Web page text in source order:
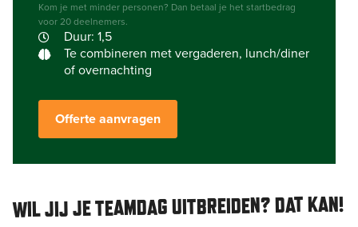
Kom je met minder personen? Dan betaal je het startbedrag
voor 20 deelnemers.
Duur: 1,5
Te combineren met vergaderen, lunch/diner
of overnachting
Offerte aanvragen
WIL JIJ JE TEAMDAG UITBREIDEN? DAT KAN!